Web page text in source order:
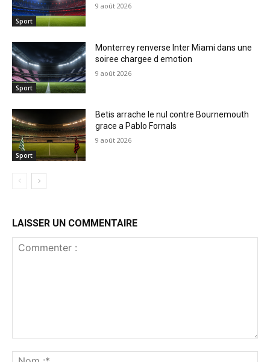
Sport
9 août 2026
Sport
Monterrey renverse Inter Miami dans une
soiree chargee d emotion
9 août 2026
Sport
Betis arrache le nul contre Bournemouth
grace a Pablo Fornals
9 août 2026
LAISSER UN COMMENTAIRE